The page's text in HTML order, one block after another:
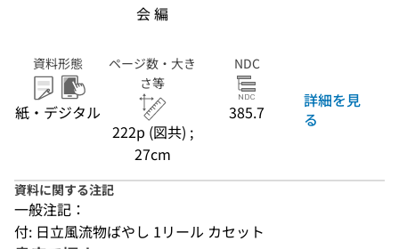
会 編
資料形態
紙・デジタル
ページ数・大き
さ等
222p (図共) ;
27cm
NDC
385.7
詳細を見
る
資料に関する注記
一般注記：
付: 日立風流物ばやし 1リール カセット